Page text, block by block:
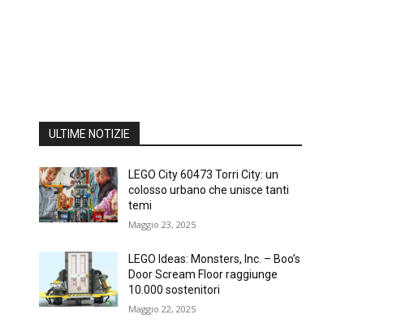
ULTIME NOTIZIE
LEGO City 60473 Torri City: un
colosso urbano che unisce tanti
temi
Maggio 23, 2025
LEGO Ideas: Monsters, Inc. – Boo’s
Door Scream Floor raggiunge
10.000 sostenitori
Maggio 22, 2025